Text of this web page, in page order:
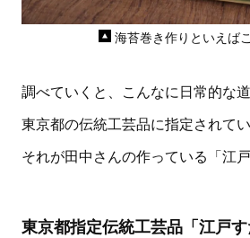
海苔巻き作りといえば
調べていくと、こんなに日常的な
東京都の伝統工芸品に指定されて
それが田中さんの作っている「江
東京都指定伝統工芸品「江戸